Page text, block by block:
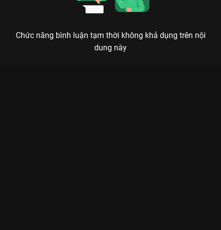
Chức năng bình luận tạm thời không khả dụng trên nội
dung này